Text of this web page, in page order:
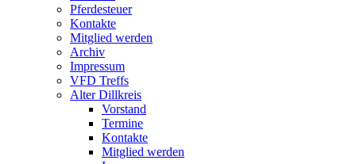
Pferdesteuer
Kontakte
Mitglied werden
Archiv
Impressum
VFD Treffs
Alter Dillkreis
Vorstand
Termine
Kontakte
Mitglied werden